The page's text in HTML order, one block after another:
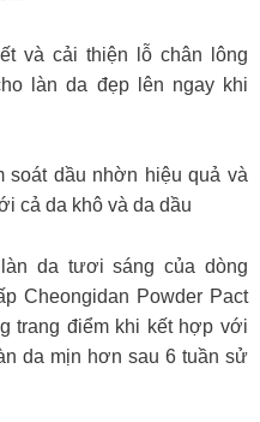
và cải thiện lỗ chân lông
làn da đẹp lên ngay khi
soát dầu nhờn hiệu quả và
cả da khô và da dầu
da tươi sáng của dòng
Cheongidan Powder Pact
trang điểm khi kết hợp với
da mịn hơn sau 6 tuần sử